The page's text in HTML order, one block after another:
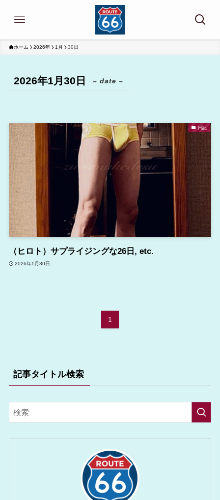
ホーム 2026年 1月 30日
2026年1月30日 – date –
日記
（ヒロト）サプライジングな26日, etc.
2026年1月30日
1
記事タイトル検索